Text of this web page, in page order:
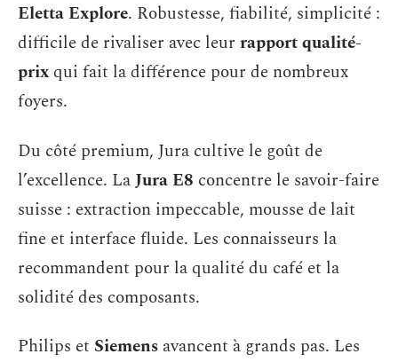
Eletta Explore. Robustesse, fiabilité, simplicité :
difficile de rivaliser avec leur rapport qualité-
prix qui fait la différence pour de nombreux
foyers.
Du côté premium, Jura cultive le goût de
l’excellence. LaJura E8 concentre le savoir-faire
suisse : extraction impeccable, mousse de lait
fine et interface fluide. Les connaisseurs la
recommandent pour la qualité du café et la
solidité des composants.
Philips et Siemens avancent à grands pas. Les